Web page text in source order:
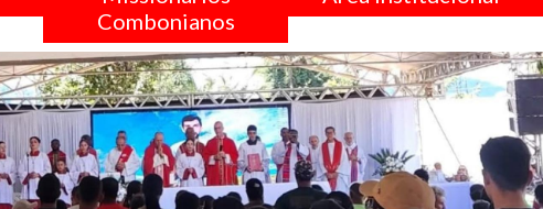
Combonianos